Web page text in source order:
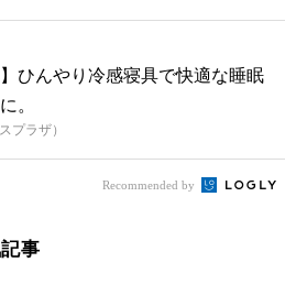
】ひんやり冷感寝具で快適な睡眠
。
プラザ）
Recommended by
事